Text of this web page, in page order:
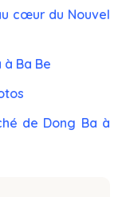
cœur du Nouvel
Ba Be
de Dong Ba à